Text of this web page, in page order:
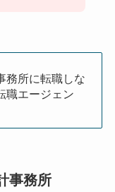
務所に転職しな
職エージェン
事務所